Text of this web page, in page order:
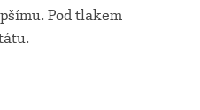
Pod tlakem